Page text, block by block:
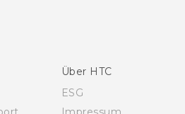
Über HTC
ESG